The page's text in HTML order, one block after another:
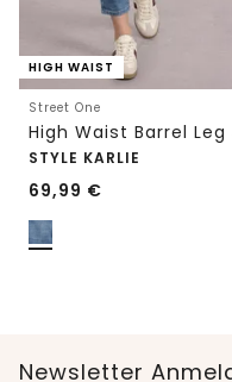
HIGH WAIST
Street One
STYLE KARLIE
69,99 €
Newsletter